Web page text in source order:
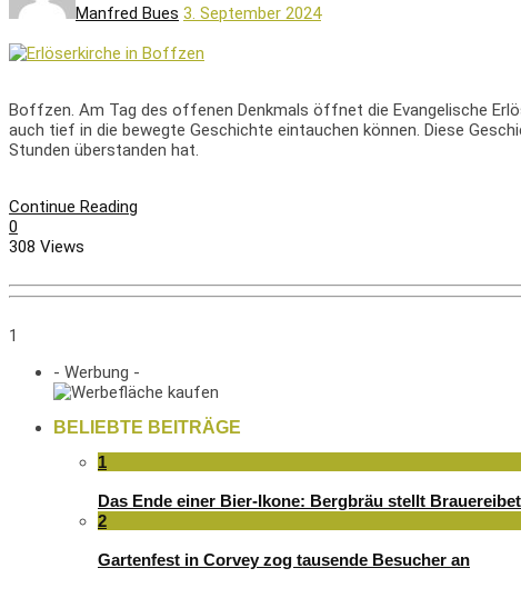
Manfred Bues 3. September 2024
Boffzen. Am Tag des offenen Denkmals öffnet die Evangelische
auch tief in die bewegte Geschichte eintauchen können. Diese
Stunden überstanden hat.
Continue Reading
0
308 Views
1
- Werbung -
BELIEBTE BEITRÄGE
1
Das Ende einer Bier-Ikone: Bergbräu stellt
2
Gartenfest in Corvey zog tausende Besucher an